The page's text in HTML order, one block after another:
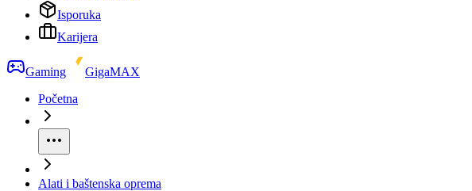
Isporuka
Karijera
Gaming
GigaMAX
Početna
Alati i baštenska oprema